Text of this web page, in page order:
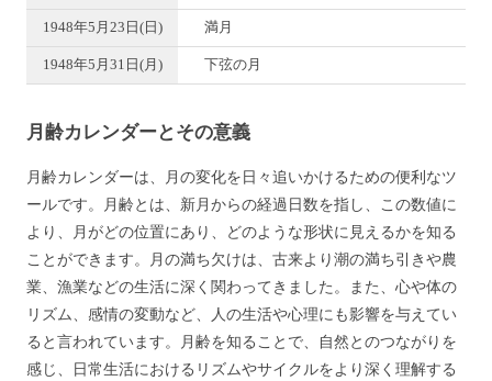
1948年5月23日(日) 満月
1948年5月31日(月) 下弦の月
月齢カレンダーとその意義
月齢カレンダーは、月の変化を日々追いかけるための便利なツ
ールです。月齢とは、新月からの経過日数を指し、この数値に
より、月がどの位置にあり、どのような形状に見えるかを知る
ことができます。月の満ち欠けは、古来より潮の満ち引きや農
業、漁業などの生活に深く関わってきました。また、心や体の
リズム、感情の変動など、人の生活や心理にも影響を与えてい
ると言われています。月齢を知ることで、自然とのつながりを
感じ、日常生活におけるリズムやサイクルをより深く理解する